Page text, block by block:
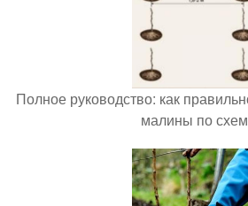
Полное руководство: как
малины по